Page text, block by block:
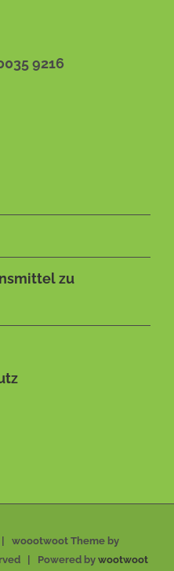
9216
zu
woootwoot Theme by
| Powered by wootwoot